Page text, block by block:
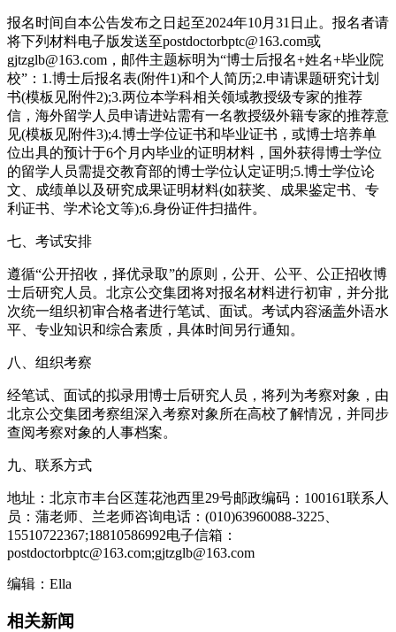
报名时间自本公告发布之日起至2024年10月31日止。报名者请
将下列材料电子版发送至postdoctorbptc@163.com或
gjtzglb@163.com，邮件主题标明为“博士后报名+姓名+毕业院
校”：1.博士后报名表(附件1)和个人简历;2.申请课题研究计划
书(模板见附件2);3.两位本学科相关领域教授级专家的推荐
信，海外留学人员申请进站需有一名教授级外籍专家的推荐意
见(模板见附件3);4.博士学位证书和毕业证书，或博士培养单
位出具的预计于6个月内毕业的证明材料，国外获得博士学位
的留学人员需提交教育部的博士学位认定证明;5.博士学位论
文、成绩单以及研究成果证明材料(如获奖、成果鉴定书、专
利证书、学术论文等);6.身份证件扫描件。
七、考试安排
遵循“公开招收，择优录取”的原则，公开、公平、公正招收博
士后研究人员。北京公交集团将对报名材料进行初审，并分批
次统一组织初审合格者进行笔试、面试。考试内容涵盖外语水
平、专业知识和综合素质，具体时间另行通知。
八、组织考察
经笔试、面试的拟录用博士后研究人员，将列为考察对象，由
北京公交集团考察组深入考察对象所在高校了解情况，并同步
查阅考察对象的人事档案。
九、联系方式
地址：北京市丰台区莲花池西里29号邮政编码：100161联系人
员：蒲老师、兰老师咨询电话：(010)63960088-3225、
15510722367;18810586992电子信箱：
postdoctorbptc@163.com;gjtzglb@163.com
编辑：Ella
相关新闻